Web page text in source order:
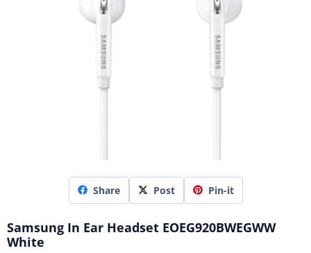
Share Post Pin-it
Samsung In Ear Headset EOEG920BWEGWW
White